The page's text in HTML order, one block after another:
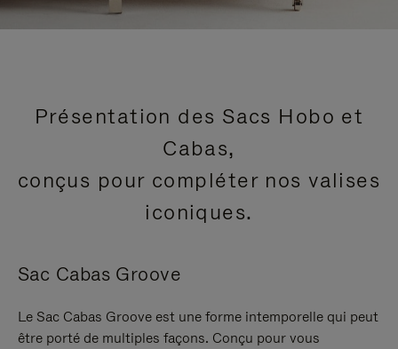
Présentation des Sacs Hobo et
Cabas,
conçus pour compléter nos valises
iconiques.
Sac Cabas Groove
Le Sac Cabas Groove est une forme intemporelle qui peut
être porté de multiples façons. Conçu pour vous